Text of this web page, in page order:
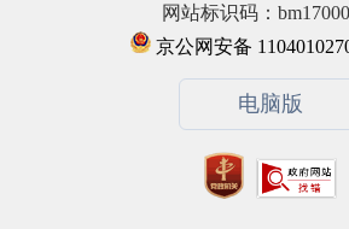
网站标识码：
京公网安备
电脑版